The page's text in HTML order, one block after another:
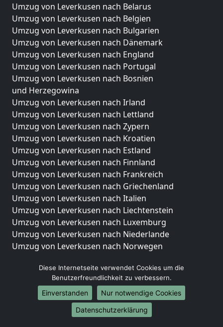
Umzug von Leverkusen nach Belarus
Umzug von Leverkusen nach Belgien
Umzug von Leverkusen nach Bulgarien
Umzug von Leverkusen nach Dänemark
Umzug von Leverkusen nach England
Umzug von Leverkusen nach Portugal
Umzug von Leverkusen nach Bosnien
und Herzegowina
Umzug von Leverkusen nach Irland
Umzug von Leverkusen nach Lettland
Umzug von Leverkusen nach Zypern
Umzug von Leverkusen nach Kroatien
Umzug von Leverkusen nach Estland
Umzug von Leverkusen nach Finnland
Umzug von Leverkusen nach Frankreich
Umzug von Leverkusen nach Griechenland
Umzug von Leverkusen nach Italien
Umzug von Leverkusen nach Liechtenstein
Umzug von Leverkusen nach Luxemburg
Umzug von Leverkusen nach Niederlande
Umzug von Leverkusen nach Norwegen
Umzüge-Deutschlandweit
Umzug von Leverkusen nach Berlin
Umzug von Leverkusen nach Hamburg
Umzug von Leverkusen nach München
Umzug von Leverkusen nach Köln
Diese Internetseite verwendet Cookies um die
Benutzerfreundlichkeit zu verbessern.
Einverstanden
Nur notwendige Cookies
Datenschutzerklärung